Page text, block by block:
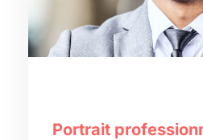
Portrait